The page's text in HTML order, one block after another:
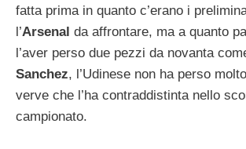
fatta prima in quanto c’erano i
l’Arsenal da affrontare, ma a quanto
l’aver perso due pezzi da novanta
Sanchez, l’Udinese non ha perso
verve che l’ha contraddistinta nello
campionato.